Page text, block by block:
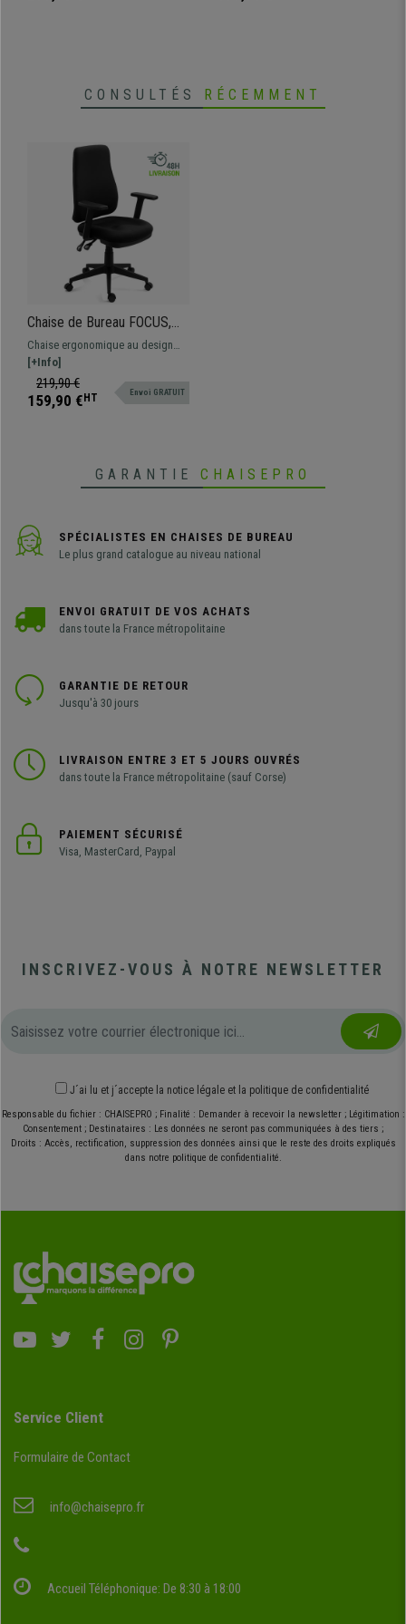
CONSULTÉS RÉCEMMENT
Chaise de Bureau FOCUS,
Réglages Ergonomiques, En
maille et Tissu, Noir
Chaise ergonomique au design
professionnel, fabriquée à partir
de matériaux de haute qualité.
[+Info]
219,90 €
159,90 € HT Envoi GRATUIT
GARANTIE CHAISEPRO
SPÉCIALISTES EN CHAISES DE BUREAU
Le plus grand catalogue au niveau national
ENVOI GRATUIT DE VOS ACHATS
dans toute la France métropolitaine
GARANTIE DE RETOUR
Jusqu'à 30 jours
LIVRAISON ENTRE 3 ET 5 JOURS OUVRÉS
dans toute la France métropolitaine (sauf Corse)
PAIEMENT SÉCURISÉ
Visa, MasterCard, Paypal
INSCRIVEZ-VOUS À NOTRE NEWSLETTER
J´ai lu et j´accepte la notice légale et la politique de confidentialité
Responsable du fichier : CHAISEPRO ; Finalité : Demander à recevoir la newsletter ; Légitimation :
Consentement ; Destinataires : Les données ne seront pas communiquées à des tiers ;
Droits : Accès, rectification, suppression des données ainsi que le reste des droits expliqués
dans notre politique de confidentialité.
Service Client
Formulaire de Contact
info@chaisepro.fr
Accueil Téléphonique: De 8:30 à 18:00